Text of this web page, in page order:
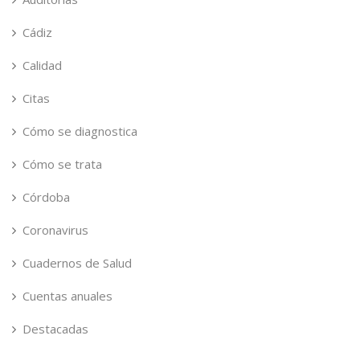
Cádiz
Calidad
Citas
Cómo se diagnostica
Cómo se trata
Córdoba
Coronavirus
Cuadernos de Salud
Cuentas anuales
Destacadas